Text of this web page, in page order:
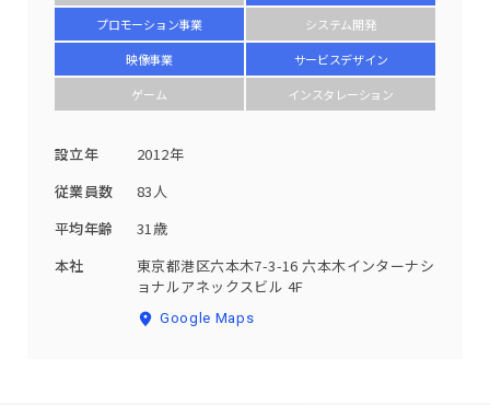
プロモーション事業
システム開発
映像事業
サービスデザイン
ゲーム
インスタレーション
設立年
2012年
従業員数
83人
平均年齢
31歳
本社
東京都港区六本木7-3-16 六本木インターナシ
ョナルアネックスビル 4F
Google Maps